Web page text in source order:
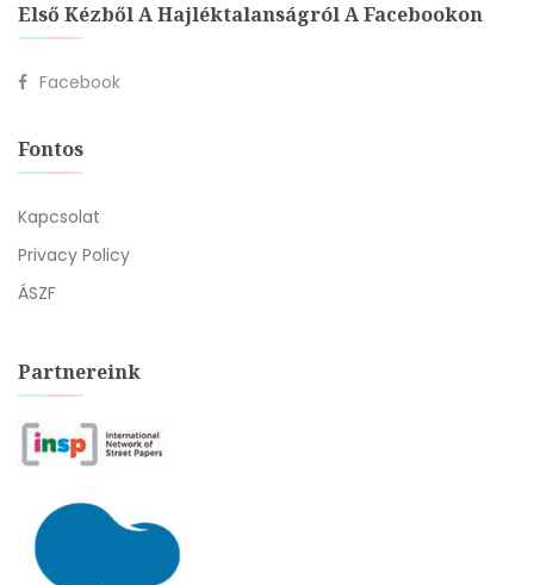
Első Kézből A Hajléktalanságról A Facebookon
Facebook
Fontos
Kapcsolat
Privacy Policy
ÁSZF
Partnereink